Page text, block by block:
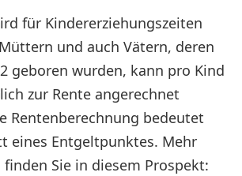
für Kindererziehungszeiten
und auch Vätern, deren
geboren wurden, kann pro Kind
zur Rente angerechnet
Rentenberechnung bedeutet
eines Entgeltpunktes. Mehr
Sie in diesem Prospekt: